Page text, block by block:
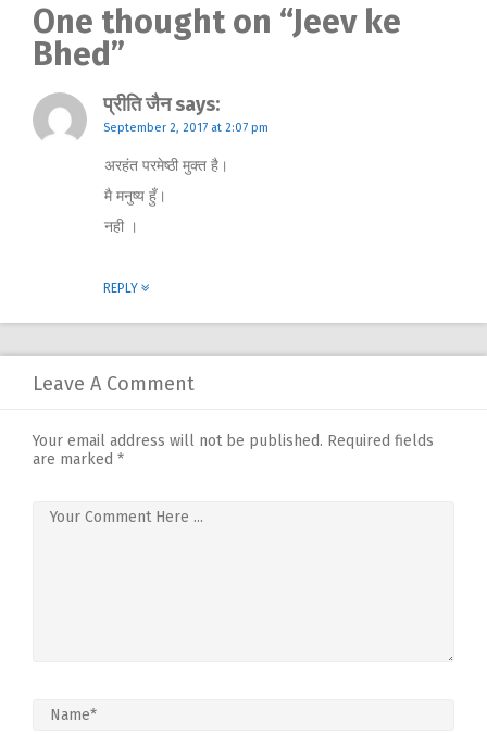
One thought on “Jeev ke
Bhed”
प्रीति जैनsays:
September 2, 2017 at 2:07 pm
अरहंत परमेष्ठी मुक्त है।
मै मनुष्य हुँ।
नही ।
REPLY
Leave A Comment
Your email address will not be published. Required fields
are marked *